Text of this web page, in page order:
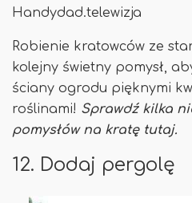
Handydad.telewizja
Robienie kratowców ze
kolejny świetny pomysł,
ściany ogrodu pięknymi
roślinami! Sprawdź kilka
pomysłów na kratę tutaj.
12. Dodaj pergolę